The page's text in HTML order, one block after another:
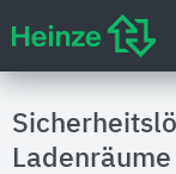
Ladenräume